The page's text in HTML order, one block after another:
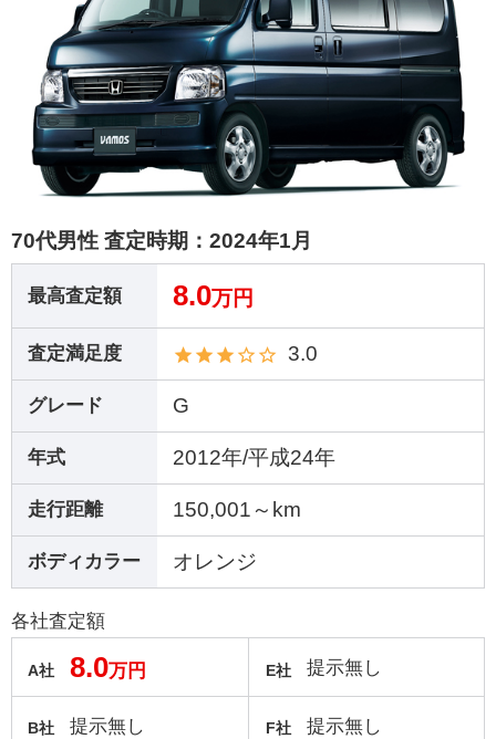
70代男性 査定時期： 2024年1月
最高査定額 8.0万円
査定満足度 3.0
グレード G
年式 2012年/平成24年
走行距離 150,001～km
ボディカラー オレンジ
各社査定額
A社 8.0万円
B社 提示無し
E社 提示無し
F社 提示無し